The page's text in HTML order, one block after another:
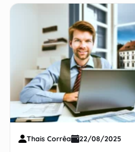
Thais Corrêa 22/08/2025